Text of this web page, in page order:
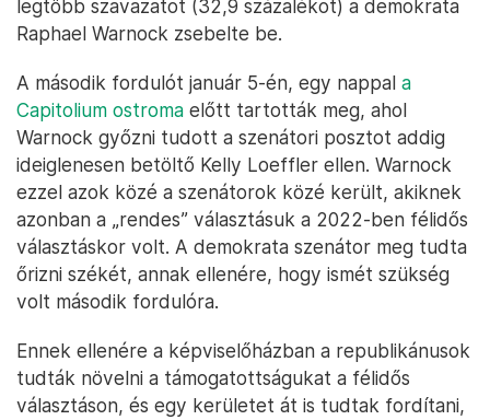
legtöbb szavazatot (32,9 százalékot) a demokrata
Raphael Warnock zsebelte be.
A második fordulót január 5-én, egy nappal a
Capitolium ostroma előtt tartották meg, ahol
Warnock győzni tudott a szenátori posztot addig
ideiglenesen betöltő Kelly Loeffler ellen. Warnock
ezzel azok közé a szenátorok közé került, akiknek
azonban a „rendes” választásuk a 2022-ben félidős
választáskor volt. A demokrata szenátor meg tudta
őrizni székét, annak ellenére, hogy ismét szükség
volt második fordulóra.
Ennek ellenére a képviselőházban a republikánusok
tudták növelni a támogatottságukat a félidős
választáson, és egy kerületet át is tudtak fordítani,